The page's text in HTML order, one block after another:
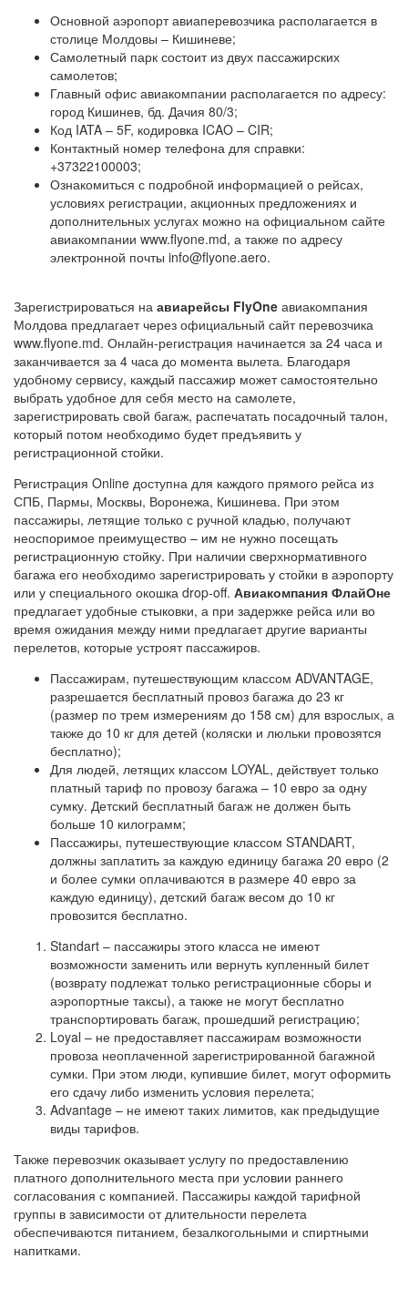
Основной аэропорт авиаперевозчика располагается в
столице Молдовы – Кишиневе;
Самолетный парк состоит из двух пассажирских
самолетов;
Главный офис авиакомпании располагается по адресу:
город Кишинев, бд. Дачия 80/3;
Код IATA – 5F, кодировка ICAO – CIR;
Контактный номер телефона для справки:
+37322100003;
Ознакомиться с подробной информацией о рейсах,
условиях регистрации, акционных предложениях и
дополнительных услугах можно на официальном сайте
авиакомпании www.flyone.md, а также по адресу
электронной почты info@flyone.aero.
Зарегистрироваться на авиарейсы FlyOne авиакомпания
Молдова предлагает через официальный сайт перевозчика
www.flyone.md. Онлайн-регистрация начинается за 24 часа и
заканчивается за 4 часа до момента вылета. Благодаря
удобному сервису, каждый пассажир может самостоятельно
выбрать удобное для себя место на самолете,
зарегистрировать свой багаж, распечатать посадочный талон,
который потом необходимо будет предъявить у
регистрационной стойки.
Регистрация Online доступна для каждого прямого рейса из
СПБ, Пармы, Москвы, Воронежа, Кишинева. При этом
пассажиры, летящие только с ручной кладью, получают
неоспоримое преимущество – им не нужно посещать
регистрационную стойку. При наличии сверхнормативного
багажа его необходимо зарегистрировать у стойки в аэропорту
или у специального окошка drop-off. Авиакомпания ФлайОне
предлагает удобные стыковки, а при задержке рейса или во
время ожидания между ними предлагает другие варианты
перелетов, которые устроят пассажиров.
Пассажирам, путешествующим классом ADVANTAGE,
разрешается бесплатный провоз багажа до 23 кг
(размер по трем измерениям до 158 см) для взрослых, а
также до 10 кг для детей (коляски и люльки провозятся
бесплатно);
Для людей, летящих классом LOYAL, действует только
платный тариф по провозу багажа – 10 евро за одну
сумку. Детский бесплатный багаж не должен быть
больше 10 килограмм;
Пассажиры, путешествующие классом STANDART,
должны заплатить за каждую единицу багажа 20 евро (2
и более сумки оплачиваются в размере 40 евро за
каждую единицу), детский багаж весом до 10 кг
провозится бесплатно.
Standart – пассажиры этого класса не имеют
возможности заменить или вернуть купленный билет
(возврату подлежат только регистрационные сборы и
аэропортные таксы), а также не могут бесплатно
транспортировать багаж, прошедший регистрацию;
Loyal – не предоставляет пассажирам возможности
провоза неоплаченной зарегистрированной багажной
сумки. При этом люди, купившие билет, могут оформить
его сдачу либо изменить условия перелета;
Advantage – не имеют таких лимитов, как предыдущие
виды тарифов.
Также перевозчик оказывает услугу по предоставлению
платного дополнительного места при условии раннего
согласования с компанией. Пассажиры каждой тарифной
группы в зависимости от длительности перелета
обеспечиваются питанием, безалкогольными и спиртными
напитками.